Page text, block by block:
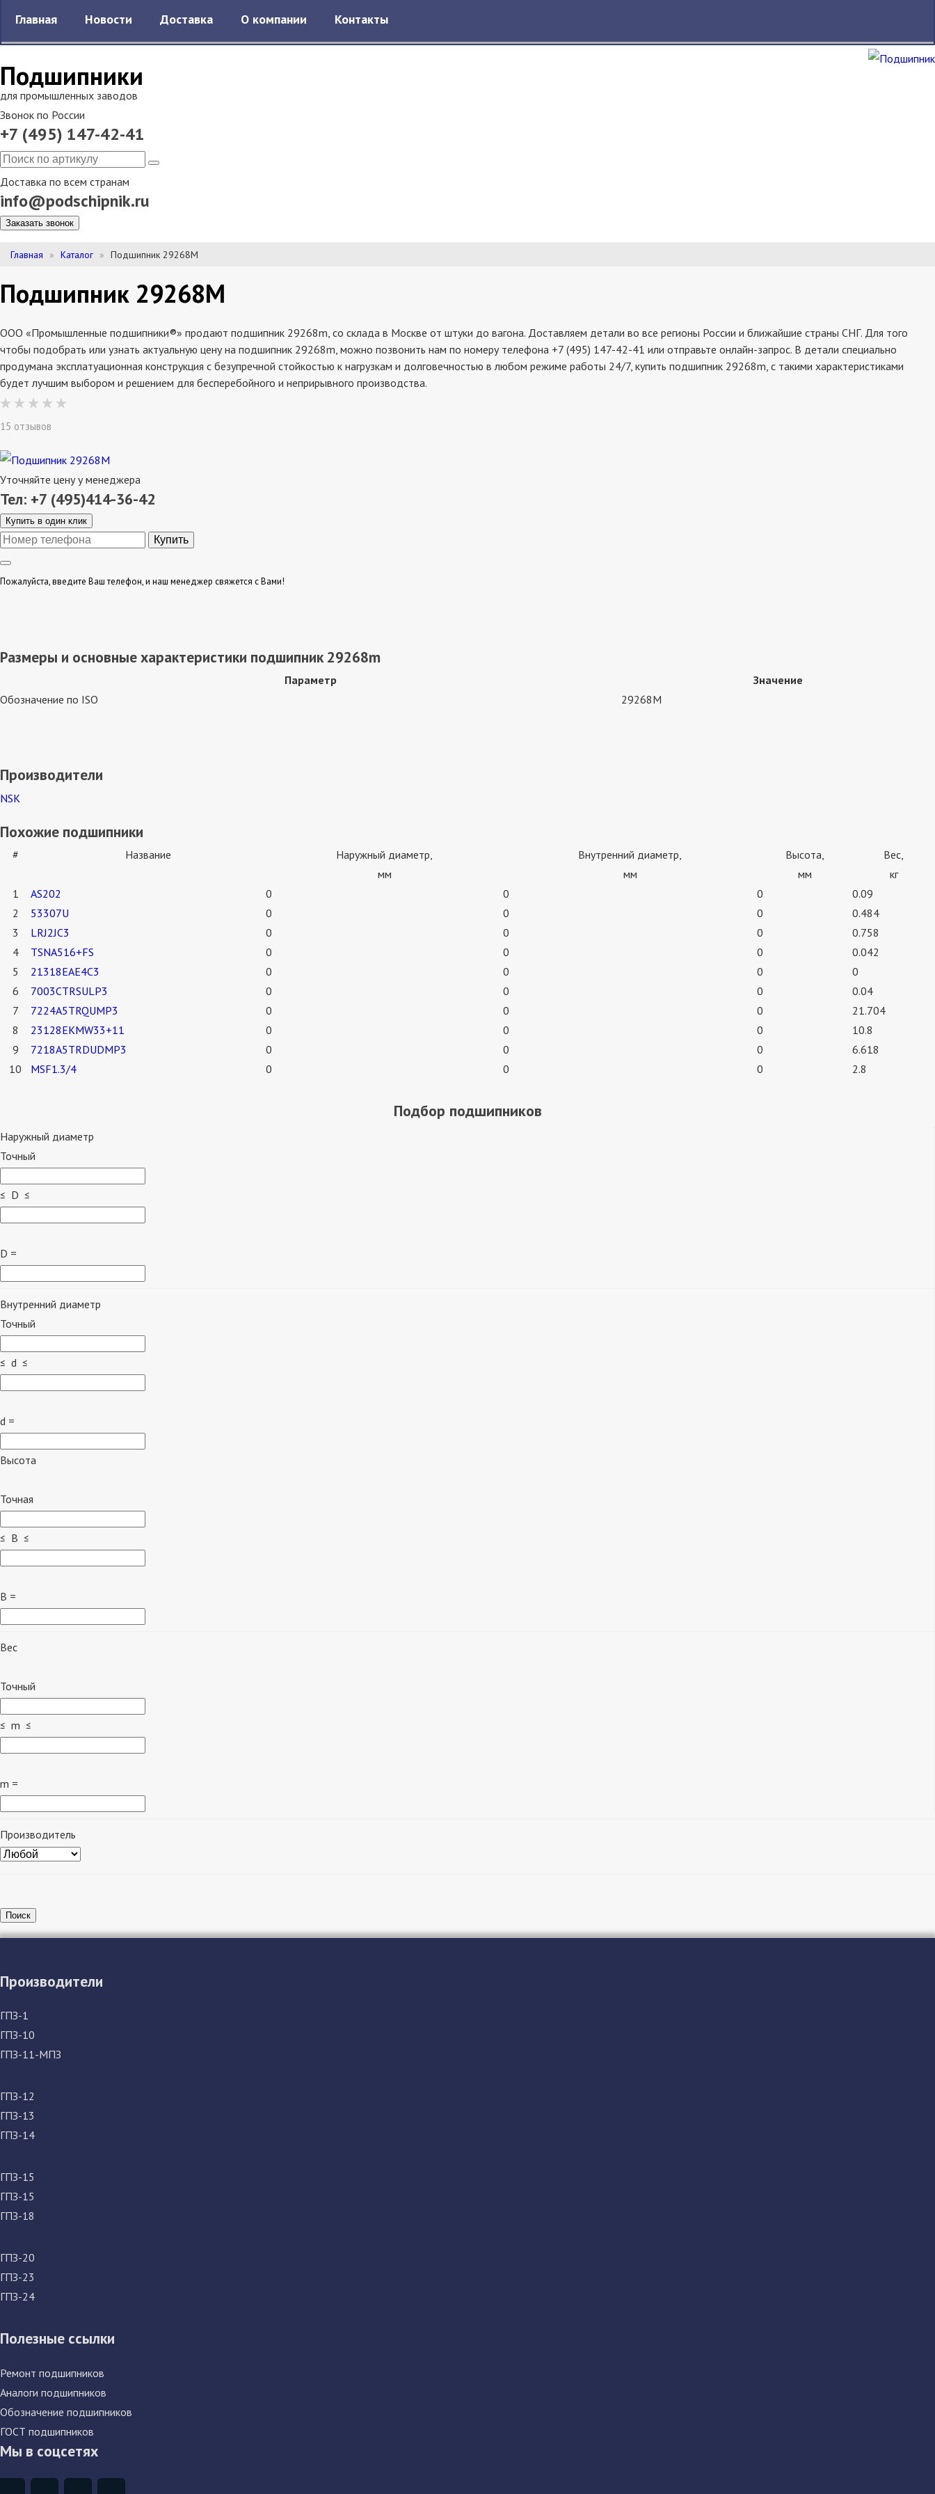
Подшипники
для промышленных заводов
Звонок по России
+7 (495) 147-42-41
Доставка по всем странам
info@podschipnik.ru
Заказать звонок
Главная Новости Доставка О компании Контакты
Главная Каталог Подшипник 29268M
Подшипник 29268M
ООО «Промышленные подшипники®» продают подшипник 29268m, со склада в Москве от штуки до вагона. Доставляем детали во все регионы России и ближайшие страны СНГ. Для того
чтобы подобрать или узнать актуальную цену на подшипник 29268m, можно позвонить нам по номеру телефона +7 (495) 147-42-41 или отправьте онлайн-запрос. В детали специально
продумана эксплатуационная конструкция с безупречной стойкостью к нагрузкам и долговечностью в любом режиме работы 24/7, купить подшипник 29268m, с такими характеристиками
будет лучшим выбором и решением для бесперебойного и неприрывного производства.
15 отзывов
Уточняйте цену у менеджера
Тел: +7 (495)414-36-42
Купить в один клик
Пожалуйста, введите Ваш телефон, и наш менеджер свяжется с Вами!
Размеры и основные характеристики подшипник 29268m
Параметр
Значение
Обозначение по ISO
29268M
Производители
NSK
Похожие подшипники
# Название
Наружный диаметр,
мм
Внутренний диаметр,
мм
Высота,
мм
Вес,
кг
1
AS202 0 0 0
0.09
2
53307U 0 0 0
0.484
3
LRJ2JC3 0 0 0
0.758
4
TSNA516+FS 0 0 0
0.042
5
21318EAE4C3 0 0 0
0
6
7003CTRSULP3 0 0 0
0.04
7
7224A5TRQUMP3 0 0 0
21.704
8
23128EKMW33+11 0 0 0
10.8
9
7218A5TRDUDMP3 0 0 0
6.618
10
MSF1.3/4 0 0 0 2.8
Подбор подшипников
Наружный диаметр
Точный
≤ D ≤
D =
Внутренний диаметр
Точный
≤ d ≤
d =
Высота
Точная
≤ B ≤
B =
Вес
Точный
≤ m ≤
m =
Производитель
Поиск
Производители
ГПЗ-1
ГПЗ-10
ГПЗ-11-МПЗ
ГПЗ-12
ГПЗ-13
ГПЗ-14
ГПЗ-15
ГПЗ-15
ГПЗ-18
ГПЗ-20
ГПЗ-23
ГПЗ-24
Полезные ссылки
Ремонт подшипников
Аналоги подшипников
Обозначение подшипников
ГОСТ подшипников
Мы в соцсетях